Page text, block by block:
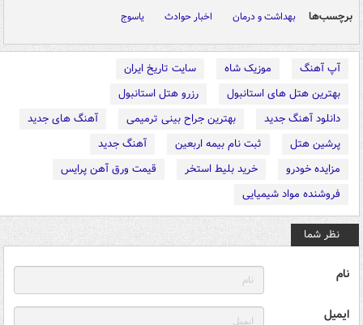
برچسب‌ها بهداشت و درمان اخبار حوادث یاسوج
آپ آهنگ موزیک شاه
سایت تاریخ ایران
بهترین هتل های استانبول
رزرو هتل استانبول
دانلود آهنگ جدید
بهترین جراح بینی ترمیمی
آهنگ های جدید
پرشین هتل
ثبت نام بیمه اربعین
آهنگ جدید
مزایده خودرو
خرید بلیط استخر
قیمت ورق آهن پرایس
فروشنده مواد شیمیایی
نظر شما
نام
ایمیل